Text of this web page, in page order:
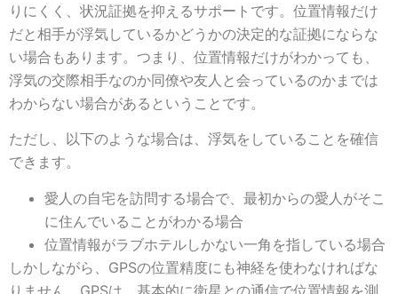
りにくく、状況証拠を抑えるサポートです。位置情報だけ
だと相手が浮気しているかどうかの決定的な証拠にならな
い場合もあります。つまり、位置情報だけがわかっても、
浮気の交際相手なのか同僚や友人と会っているのかまでは
わからない場合があるということです。
ただし、以下のような場合は、浮気をしていることを確信
できます。
愛人の自宅を訪問する場合で、最初からの愛人がそこ
に住んでいることがわかる場合
位置情報がラブホテルしかない一角を指している場合
しかしながら、GPSの位置精度にも神経を使わなければな
りません。GPSは、基本的に衛星との通信で位置情報を測